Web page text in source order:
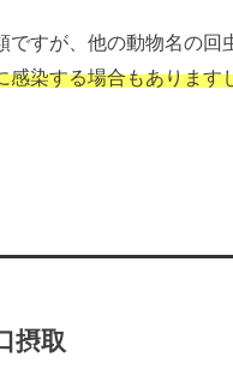
すが、他の動物名の回
感染する場合もありま
摂取